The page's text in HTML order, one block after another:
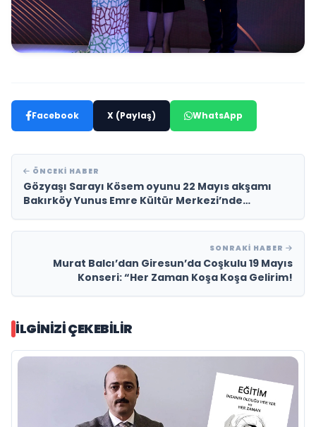
Facebook X (Paylaş) WhatsApp
ÖNCEKI HABER
Gözyaşı Sarayı Kösem oyunu 22 Mayıs akşamı
Bakırköy Yunus Emre Kültür Merkezi’nde
SONRAKI HABER
Murat Balcı’dan Giresun’da Coşkulu 19 Mayıs
Konseri: “Her Zaman Koşa Koşa Gelirim!
İLGINIZI ÇEKEBILIR